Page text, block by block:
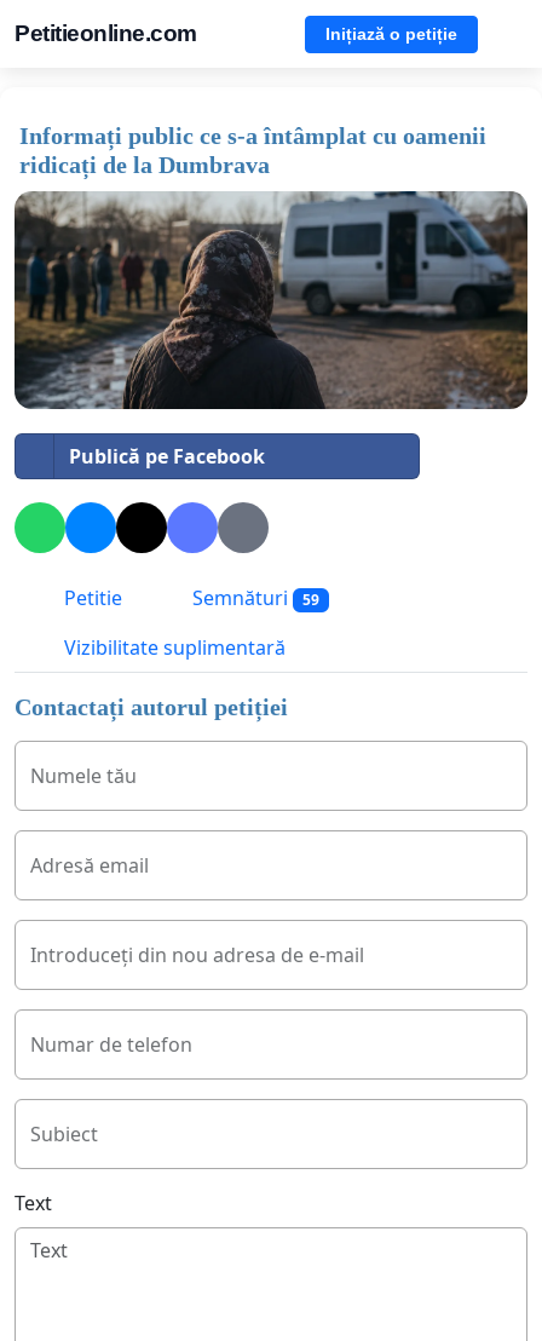
Petitieonline.com Inițiază o petiție
Informați public ce s-a întâmplat cu oamenii
ridicați de la Dumbrava
Publică pe Facebook
Petitie Semnături 59
Vizibilitate suplimentară
Contactați autorul petiției
Numele tău
Adresă email
Introduceți din nou adresa de e-mail
Numar de telefon
Subiect
Text